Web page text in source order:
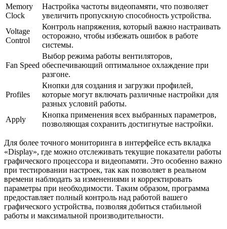
Memory
Clock
Настройка частоты видеопамяти, что позволяет
увеличить пропускную способность устройства.
Voltage
Control
Контроль напряжения, который важно настраивать
осторожно, чтобы избежать ошибок в работе
системы.
Fan Speed
Выбор режима работы вентиляторов,
обеспечивающий оптимальное охлаждение при
разгоне.
Profiles
Кнопки для создания и загрузки профилей,
которые могут включать различные настройки для
разных условий работы.
Apply
Кнопка применения всех выбранных параметров,
позволяющая сохранить достигнутые настройки.
Для более точного мониторинга в интерфейсе есть вкладка
«Display», где можно отслеживать текущие показатели работы
графического процессора и видеопамяти. Это особенно важно
при тестировании настроек, так как позволяет в реальном
времени наблюдать за изменениями и корректировать
параметры при необходимости. Таким образом, программа
предоставляет полный контроль над работой вашего
графического устройства, позволяя добиться стабильной
работы и максимальной производительности.